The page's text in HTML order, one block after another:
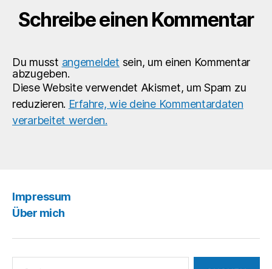
Schreibe einen Kommentar
Du musst angemeldet sein, um einen Kommentar
abzugeben.
Diese Website verwendet Akismet, um Spam zu
reduzieren. Erfahre, wie deine Kommentardaten
verarbeitet werden.
Impressum
Über mich